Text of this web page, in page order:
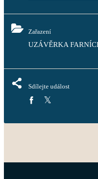
Zařazení
UZÁVĚRKA
Sdílejte událost